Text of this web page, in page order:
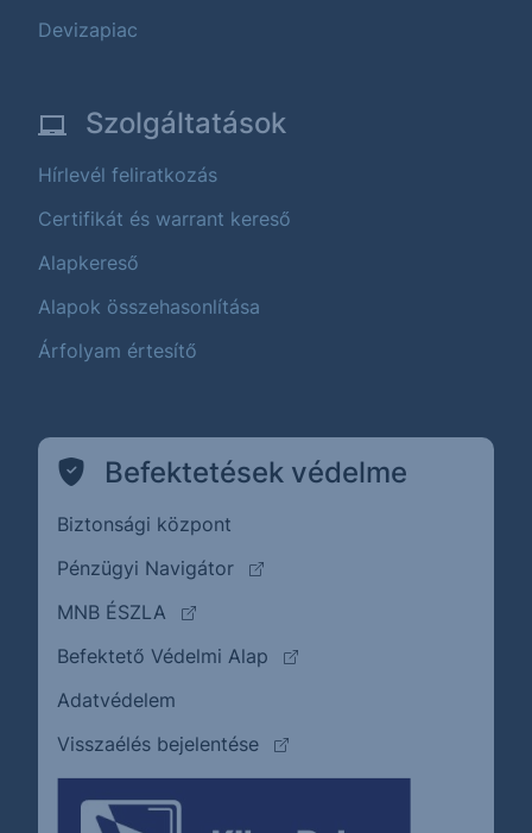
Devizapiac
Szolgáltatások
Hírlevél feliratkozás
Certifikát és warrant kereső
Alapkereső
Alapok összehasonlítása
Árfolyam értesítő
Befektetések védelme
Biztonsági központ
Pénzügyi Navigátor
(külső oldalra ugrik)
MNB ÉSZLA
(külső oldalra ugrik)
Befektető Védelmi Alap
(külső oldalra ugrik)
Adatvédelem
Visszaélés bejelentése
(külső oldalra ugrik)